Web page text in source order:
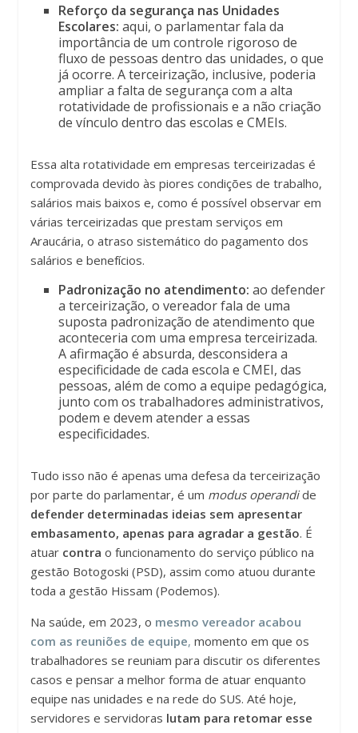
Reforço da segurança nas Unidades
Escolares: aqui, o parlamentar fala da
importância de um controle rigoroso de
fluxo de pessoas dentro das unidades, o que
já ocorre. A terceirização, inclusive, poderia
ampliar a falta de segurança com a alta
rotatividade de profissionais e a não criação
de vínculo dentro das escolas e CMEIs.
Essa alta rotatividade em empresas terceirizadas é
comprovada devido às piores condições de trabalho,
salários mais baixos e, como é possível observar em
várias terceirizadas que prestam serviços em
Araucária, o atraso sistemático do pagamento dos
salários e benefícios.
Padronização no atendimento: ao defender
a terceirização, o vereador fala de uma
suposta padronização de atendimento que
aconteceria com uma empresa terceirizada.
A afirmação é absurda, desconsidera a
especificidade de cada escola e CMEI, das
pessoas, além de como a equipe pedagógica,
junto com os trabalhadores administrativos,
podem e devem atender a essas
especificidades.
Tudo isso não é apenas uma defesa da terceirização
por parte do parlamentar, é um modus operandide
defender determinadas ideias sem apresentar
embasamento, apenas para agradar a gestão. É
atuar contra o funcionamento do serviço público na
gestão Botogoski (PSD), assim como atuou durante
toda a gestão Hissam (Podemos).
Na saúde, em 2023, o mesmo vereador acabou
com as reuniões de equipe, momento em que os
trabalhadores se reuniam para discutir os diferentes
casos e pensar a melhor forma de atuar enquanto
equipe nas unidades e na rede do SUS. Até hoje,
servidores e servidoras lutam para retomar esse